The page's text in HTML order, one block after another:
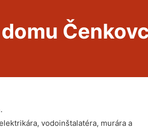
.
vodoinštalatéra, murára a